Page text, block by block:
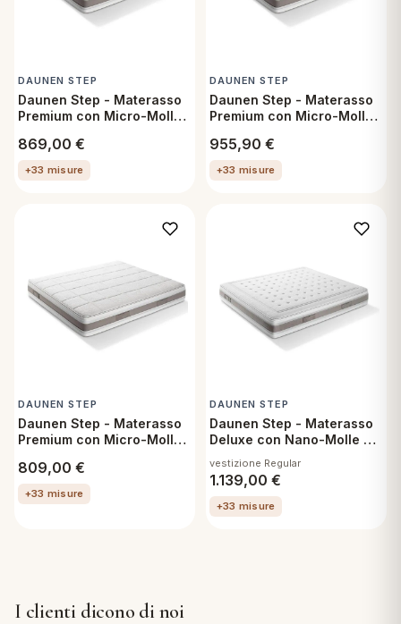
DAUNEN STEP
Daunen Step - Materasso
Premium con Micro-Molle
80x190 cm
869,00 €
+33 misure
DAUNEN STEP
Daunen Step - Materasso
Premium con Micro-Molle
80x190 cm
955,90 €
+33 misure
DAUNEN STEP
Daunen Step - Materasso
Premium con Micro-Molle
80x190 cm
809,00 €
+33 misure
DAUNEN STEP
Daunen Step - Materasso
Deluxe con Nano-Molle e
80x190 cm
vestizione Regular
1.139,00 €
+33 misure
I clienti dicono di noi